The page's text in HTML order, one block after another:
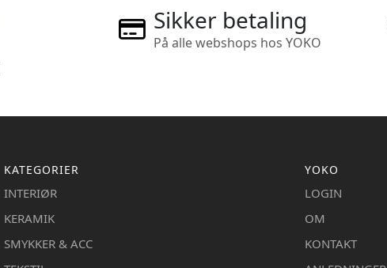
Sikker betaling
På alle webshops hos YOKO
KATEGORIER
INTERIØR
KERAMIK
SMYKKER & ACC
YOKO
LOGIN
OM
KONTAKT